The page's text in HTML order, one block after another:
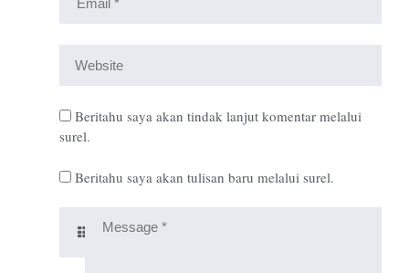
Beritahu saya akan tindak lanjut komentar melalui
surel.
Beritahu saya akan tulisan baru melalui surel.